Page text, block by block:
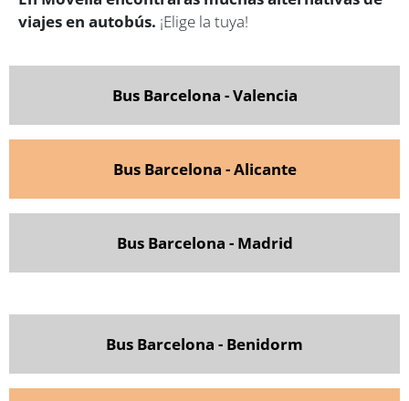
viajes en autobús. ¡Elige la tuya!
Bus Barcelona - Valencia
Bus Barcelona - Alicante
Bus Barcelona - Madrid
Bus Barcelona - Benidorm